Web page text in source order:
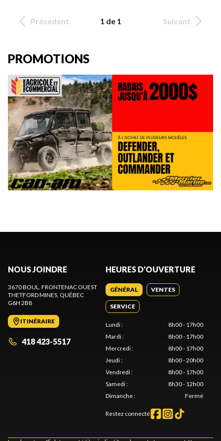
Précédent 1 de 1 Suivant
PROMOTIONS
NOUS JOINDRE
3670 BOUL. FRONTENAC OUEST
THETFORD MINES, QUÉBEC
G6H 2B8
ITINÉRAIRE
418 423-5517
HEURES D'OUVERTURE
GÉNÉRAL VENTES
SERVICE
Lundi:
8h00 - 17h00
Mardi:
8h00 - 17h00
Mercredi:
8h00 - 17h00
Jeudi:
8h00 - 20h00
Vendredi:
8h00 - 17h00
Samedi:
8h30 - 12h00
Dimanche: Fermé
Restez connecté